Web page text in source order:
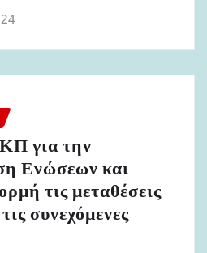
για την
Ενώσεων και
τις μεταθέσεις
συνεχόμενες